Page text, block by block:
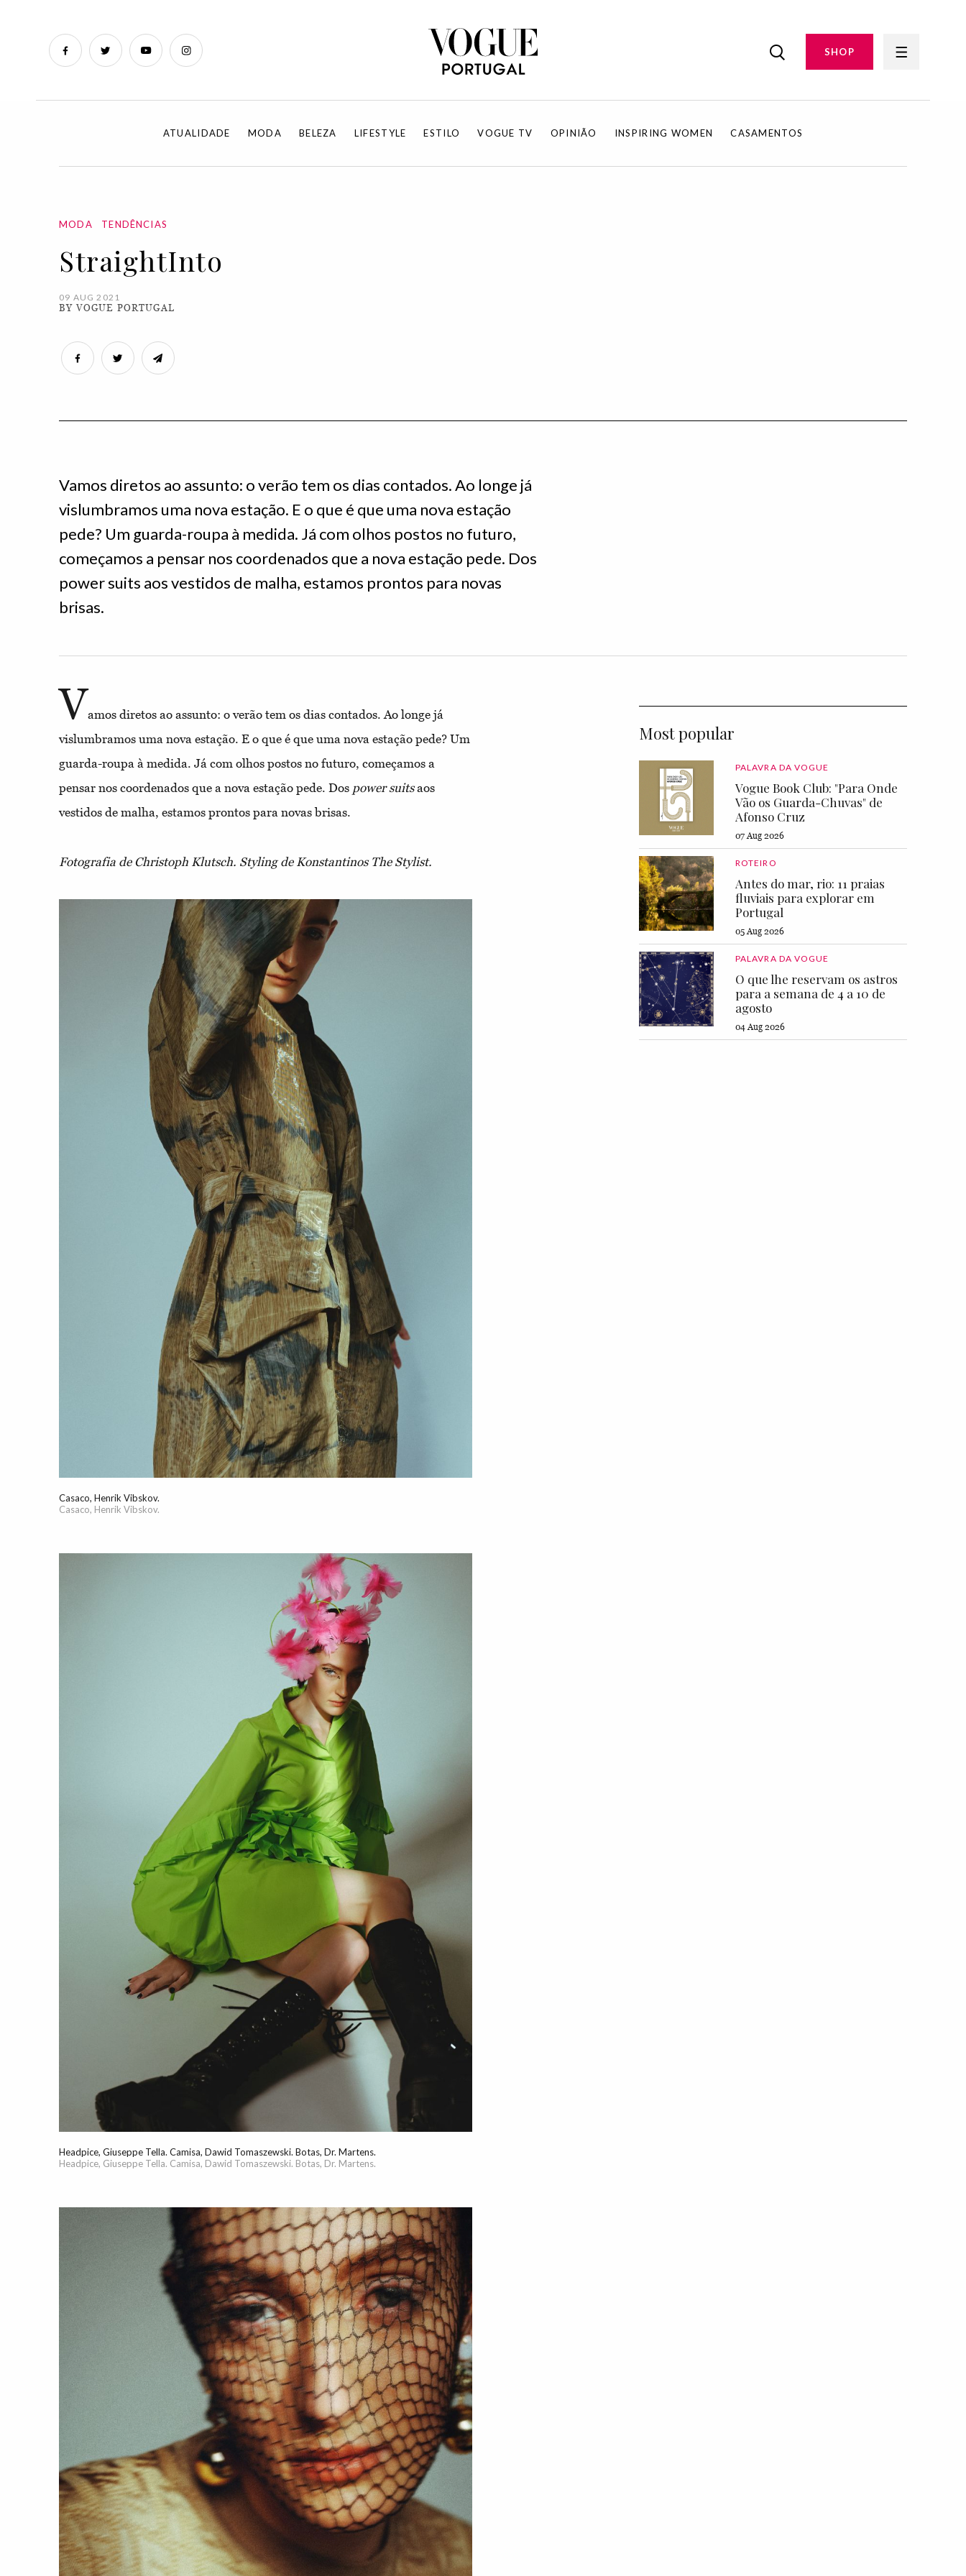
SHOP
ATUALIDADE MODA BELEZA LIFESTYLE ESTILO VOGUE TV OPINIÃO INSPIRING WOMEN CASAMENTOS
MODA TENDÊNCIAS
StraightInto
09 AUG 2021
BY VOGUE PORTUGAL
Vamos diretos ao assunto: o verão tem os dias contados. Ao longe já
vislumbramos uma nova estação. E o que é que uma nova estação
pede? Um guarda-roupa à medida. Já com olhos postos no futuro,
começamos a pensar nos coordenados que a nova estação pede. Dos
power suits aos vestidos de malha, estamos prontos para novas
brisas.
Vamos diretos ao assunto: o verão tem os dias contados. Ao longe já
vislumbramos uma nova estação. E o que é que uma nova estação pede? Um
guarda-roupa à medida. Já com olhos postos no futuro, começamos a
pensar nos coordenados que a nova estação pede. Dos power suitsaos
vestidos de malha, estamos prontos para novas brisas.
Fotografia de Christoph Klutsch. Styling de Konstantinos The Stylist.
Casaco, Henrik Vibskov.
Casaco, Henrik Vibskov.
Headpice, Giuseppe Tella. Camisa, Dawid Tomaszewski. Botas, Dr. Martens.
Headpice, Giuseppe Tella. Camisa, Dawid Tomaszewski. Botas, Dr. Martens.
Most popular
PALAVRA DA VOGUE
Vogue Book Club: "Para Onde
Vão os Guarda-Chuvas" de
Afonso Cruz
07 Aug 2026
ROTEIRO
Antes do mar, rio: 11 praias
fluviais para explorar em
Portugal
05 Aug 2026
PALAVRA DA VOGUE
O que lhe reservam os astros
para a semana de 4 a 10 de
agosto
04 Aug 2026